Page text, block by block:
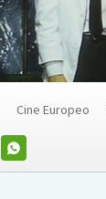
WHATSAPP
Cine Europeo